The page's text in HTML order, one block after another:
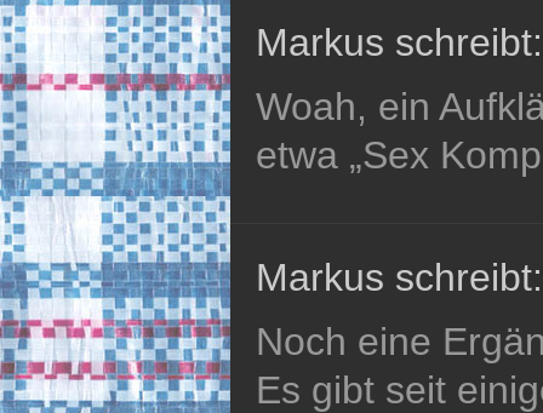
Markus schreibt:
Woah, ein
etwa „Sex
Markus schreibt:
Noch eine
Es gibt seit